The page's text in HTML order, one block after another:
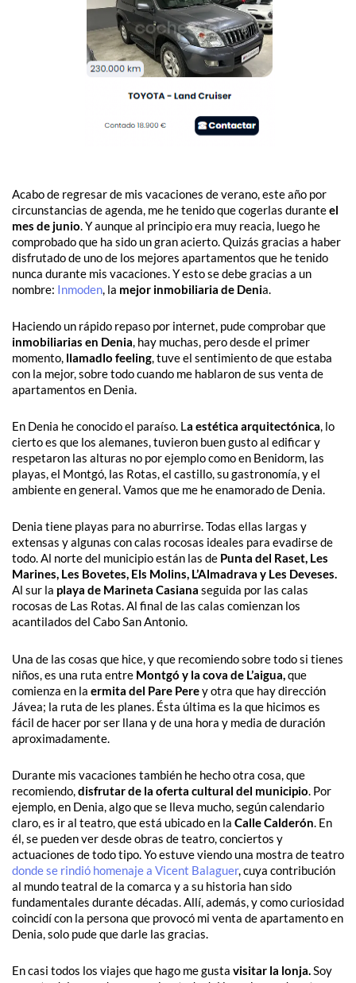
Acabo de regresar de mis vacaciones de verano, este año por
circunstancias de agenda, me he tenido que cogerlas duranteel
mes de junio. Y aunque al principio era muy reacia, luego he
comprobado que ha sido un gran acierto. Quizás gracias a haber
disfrutado de uno de los mejores apartamentos que he tenido
nunca durante mis vacaciones. Y esto se debe gracias a un
nombre: Inmoden, la mejor inmobiliaria de Denia.
Haciendo un rápido repaso por internet, pude comprobar que
inmobiliarias en Denia, hay muchas, pero desde el primer
momento, llamadlo feeling, tuve el sentimiento de que estaba
con la mejor, sobre todo cuando me hablaron de sus venta de
apartamentos en Denia.
En Denia he conocido el paraíso. La estética arquitectónica, lo
cierto es que los alemanes, tuvieron buen gusto al edificar y
respetaron las alturas no por ejemplo como en Benidorm, las
playas, el Montgó, las Rotas, el castillo, su gastronomía, y el
ambiente en general. Vamos que me he enamorado de Denia.
Denia tiene playas para no aburrirse. Todas ellas largas y
extensas y algunas con calas rocosas ideales para evadirse de
todo. Al norte del municipio están las de Punta del Raset, Les
Marines, Les Bovetes, Els Molins, L’Almadrava y Les Deveses.
Al sur la playa de Marineta Casiana seguida por las calas
rocosas de Las Rotas. Al final de las calas comienzan los
acantilados del Cabo San Antonio.
Una de las cosas que hice, y que recomiendo sobre todo si tienes
niños, es una ruta entre Montgó y la cova de L’aigua,que
comienza en la ermita del Pare Perey otra que hay dirección
Jávea; la ruta de les planes. Ésta última es la que hicimos es
fácil de hacer por ser llana y de una hora y media de duración
aproximadamente.
Durante mis vacaciones también he hecho otra cosa, que
recomiendo,disfrutar de la oferta cultural del municipio. Por
ejemplo, en Denia, algo que se lleva mucho, según calendario
claro, es ir al teatro, que está ubicado en la Calle Calderón. En
él, se pueden ver desde obras de teatro, conciertos y
actuaciones de todo tipo. Yo estuve viendo una mostra de teatro
donde se rindió homenaje a Vicent Balaguer, cuya contribución
al mundo teatral de la comarca y a su historia han sido
fundamentales durante décadas. Allí, además, y como curiosidad
coincidí con la persona que provocó mi venta de apartamento en
Denia, solo pude que darle las gracias.
En casi todos los viajes que hago me gusta visitar la lonja.Soy